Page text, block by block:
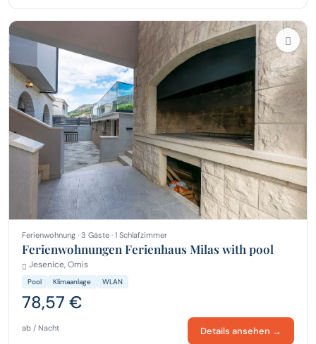
Ferienwohnung · 3 Gäste · 1 Schlafzimmer
Ferienwohnungen Ferienhaus Milas with pool
Jesenice, Omis
Pool Klimaanlage WLAN
78,57 €
ab / Nacht Details ansehen →